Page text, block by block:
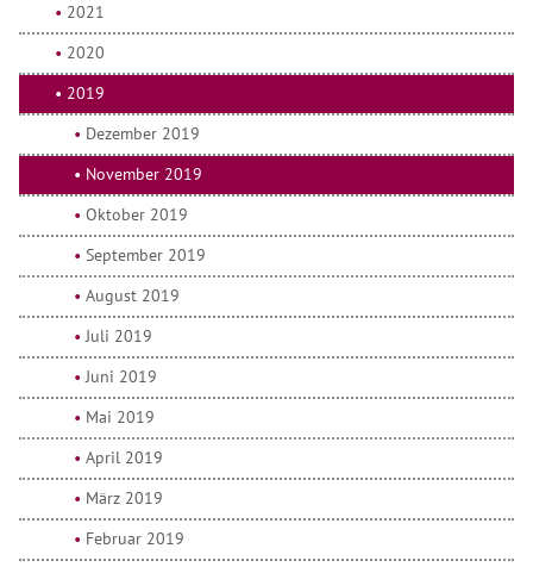
2021
2020
2019
Dezember 2019
November 2019
Oktober 2019
September 2019
August 2019
Juli 2019
Juni 2019
Mai 2019
April 2019
März 2019
Februar 2019